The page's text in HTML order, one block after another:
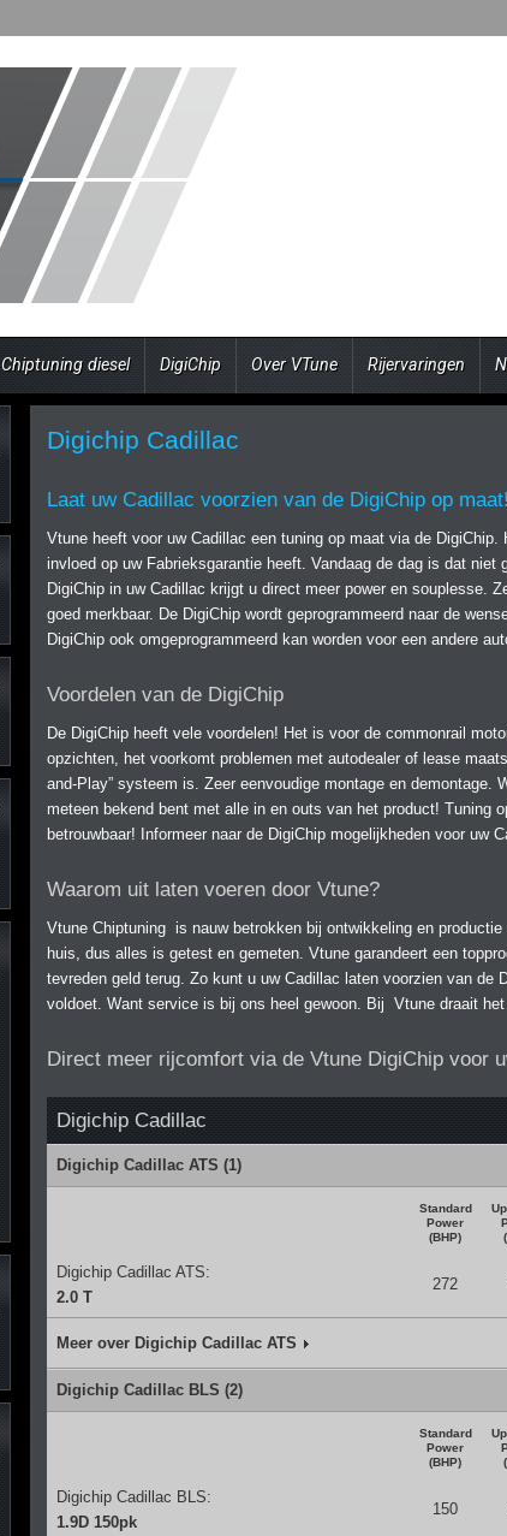
Chiptuning diesel DigiChip Over VTune Rijervaringen
Digichip Cadillac
Laat uw Cadillac voorzien van de DigiChip op maat!
Vtune heeft voor uw Cadillac een tuning op maat via de
invloed op uw Fabrieksgarantie heeft. Vandaag de dag is dat niet
DigiChip in uw Cadillac krijgt u direct meer power en souplesse.
goed merkbaar. De DigiChip wordt geprogrammeerd naar de
DigiChip ook omgeprogrammeerd kan worden voor een andere
Voordelen van de DigiChip
De DigiChip heeft vele voordelen! Het is voor de commonrail
opzichten, het voorkomt problemen met autodealer of lease
and-Play” systeem is. Zeer eenvoudige montage en demontage.
meteen bekend bent met alle in en outs van het product! Tuning
betrouwbaar! Informeer naar de DigiChip mogelijkheden voor uw
Waarom uit laten voeren door Vtune?
Vtune Chiptuning is nauw betrokken bij ontwikkeling en
huis, dus alles is getest en gemeten. Vtune garandeert een
tevreden geld terug. Zo kunt u uw Cadillac laten voorzien van de
voldoet. Want service is bij ons heel gewoon. Bij Vtune draait het
Direct meer rijcomfort via de Vtune DigiChip voor
Digichip Cadillac
Digichip Cadillac ATS (1)
Standard
Power
(BHP)
Digichip Cadillac ATS:
2.0 T
272
Meer over Digichip Cadillac ATS
Digichip Cadillac BLS (2)
Standard
Power
(BHP)
Digichip Cadillac BLS:
1.9D 150pk
150